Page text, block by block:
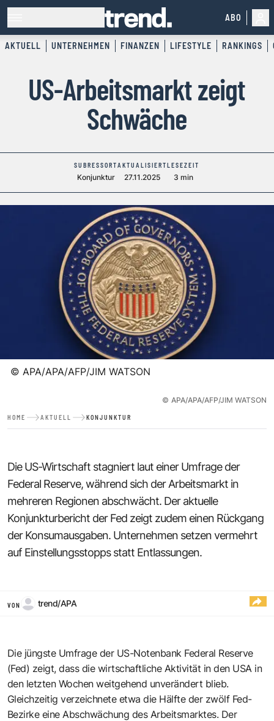
ABO
AKTUELL UNTERNEHMEN FINANZEN LIFESTYLE RANKINGS
US-Arbeitsmarkt zeigt
Schwäche
SUBRESSORT
Konjunktur
AKTUALISIERT
27.11.2025
LESEZEIT
3 min
© APA/APA/AFP/JIM WATSON
© APA/APA/AFP/JIM WATSON
HOME AKTUELL KONJUNKTUR
Die US-Wirtschaft stagniert laut einer Umfrage der
Federal Reserve, während sich der Arbeitsmarkt in
mehreren Regionen abschwächt. Der aktuelle
Konjunkturbericht der Fed zeigt zudem einen Rückgang
der Konsumausgaben. Unternehmen setzen vermehrt
auf Einstellungsstopps statt Entlassungen.
VON trend/APA
Die jüngste Umfrage der US-Notenbank Federal Reserve
(Fed) zeigt, dass die wirtschaftliche Aktivität in den USA in
den letzten Wochen weitgehend unverändert blieb.
Gleichzeitig verzeichnete etwa die Hälfte der zwölf Fed-
Bezirke eine Abschwächung des Arbeitsmarktes. Der